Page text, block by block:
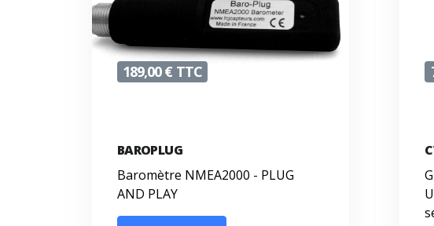
189,00 € TTC
BAROPLUG
Baromètre NMEA2000 - PLUG
AND PLAY